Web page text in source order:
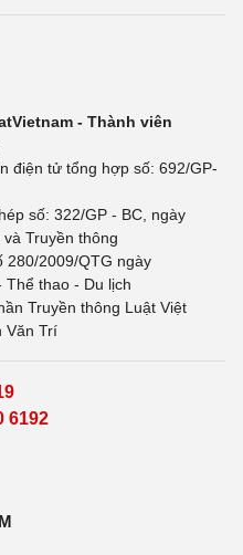
- Thành viên
điện tử tổng hợp số: 692/GP-
số: 322/GP - BC, ngày
Truyền thông
280/2009/QTG ngày
Thể thao - Du lịch
Truyền thông Luật Việt
Văn Trí
6192